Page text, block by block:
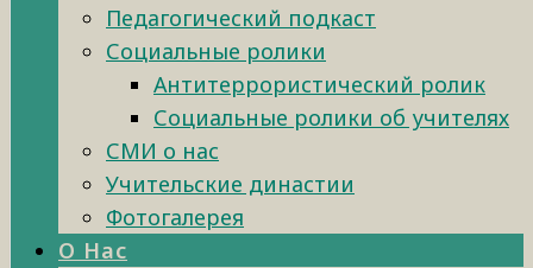
Педагогический подкаст
Социальные ролики
Антитеррористический ролик
Социальные ролики об учителях
СМИ о нас
Учительские династии
Фотогалерея
О Нас